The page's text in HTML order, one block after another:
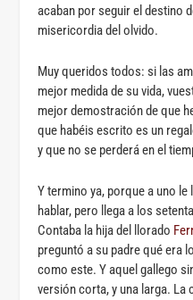
acaban por seguir el destino
misericordia del olvido.
Muy queridos todos: si las
mejor medida de su vida,
mejor demostración de que
que habéis escrito es un
y que no se perderá en el
Y termino ya, porque a uno le
hablar, pero llega a los
Contaba la hija del llorado
preguntó a su padre qué era
como este. Y aquel gallego
versión corta, y una larga. La